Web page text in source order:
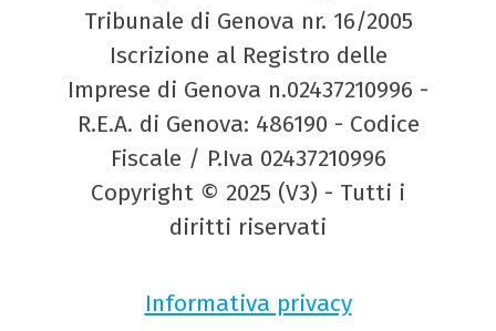
Tribunale di Genova nr. 16/2005
Iscrizione al Registro delle
Imprese di Genova n.02437210996 -
R.E.A. di Genova: 486190 - Codice
Fiscale / P.Iva 02437210996
Copyright © 2025 (V3) - Tutti i
diritti riservati
Informativa privacy